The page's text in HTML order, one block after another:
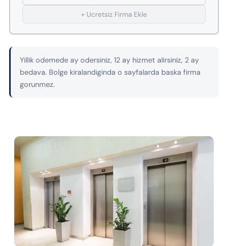
+ Ucretsiz Firma Ekle
Yillik odemede ay odersiniz, 12 ay hizmet alirsiniz, 2 ay
bedava. Bolge kiralandiginda o sayfalarda baska firma
gorunmez.